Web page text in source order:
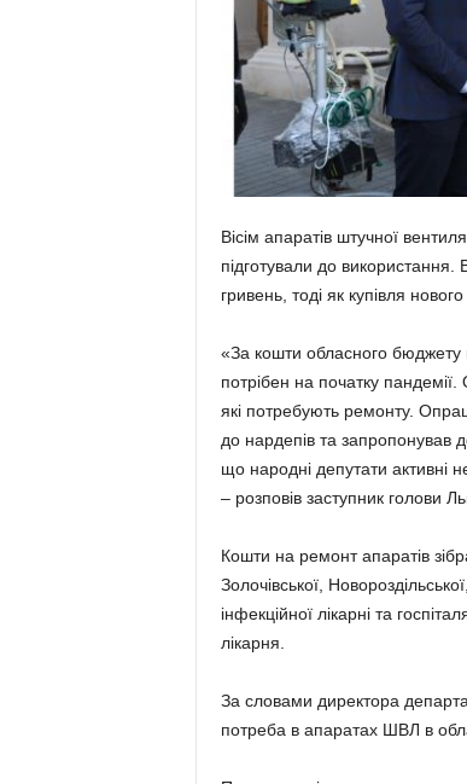
Вісім апаратів штучної
підготували до
гривень, тоді як купівля
«За кошти обласного
потрібен на початку
які потребують ремонту.
до нардепів та запропонував
що народні депутати активні
– розповів заступник голови
Кошти на ремонт апаратів
Золочівської,
інфекційної лікарні та
лікарня.
За словами директора
потреба в апаратах ШВЛ в